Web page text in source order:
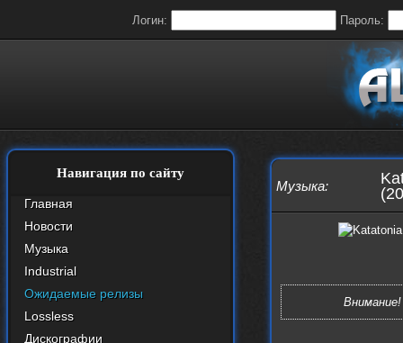
Логин: Пароль:
Навигация по сайту
Главная
Новости
Музыка
Industrial
Ожидаемые релизы
Lossless
Дискографии
Музыка: